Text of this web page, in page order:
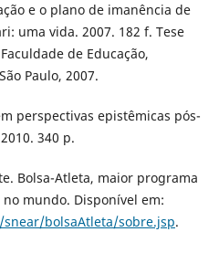
e o plano de imanência de
uma vida. 2007. 182 f. Tese
de Educação,
Paulo, 2007.
perspectivas epistêmicas pós-
340 p.
Bolsa-Atleta, maior programa
mundo. Disponível em:
bolsaAtleta/sobre.jsp.